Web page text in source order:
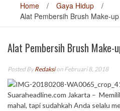
Home / Gaya Hidup
/
Alat Pembersih Brush Make-
Alat Pembersih Brush Make-
Posted ByRedaksion Februari 8, 2018
Suaraheadline.com Jakarta –
mahal, tapi sudahkah Anda selalu